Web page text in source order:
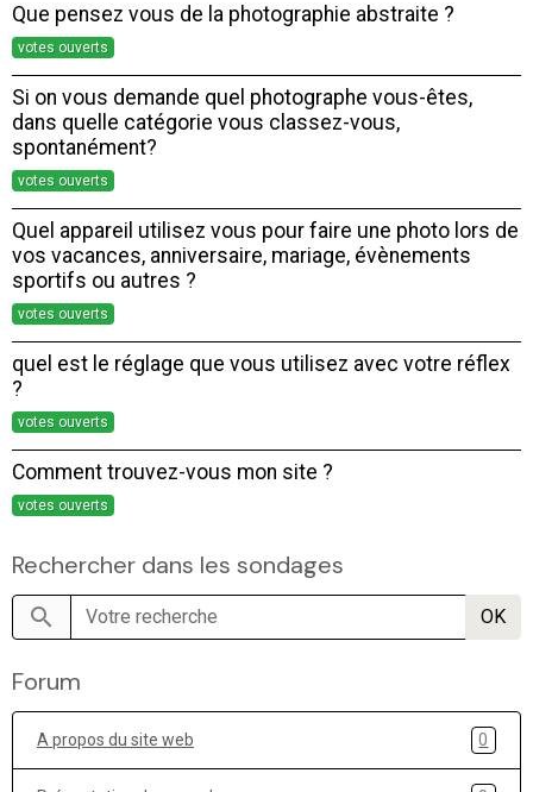
Que pensez vous de la photographie abstraite ?
votes ouverts
Si on vous demande quel photographe vous-êtes,
dans quelle catégorie vous classez-vous,
spontanément?
votes ouverts
Quel appareil utilisez vous pour faire une photo lors de
vos vacances, anniversaire, mariage, évènements
sportifs ou autres ?
votes ouverts
quel est le réglage que vous utilisez avec votre réflex
?
votes ouverts
Comment trouvez-vous mon site ?
votes ouverts
Rechercher dans les sondages
OK
Forum
A propos du site web 0